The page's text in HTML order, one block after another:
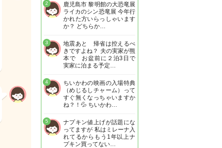
鹿児島市 黎明館の大恐竜展
ライカのシン恐竜展 今年行
かれた方いらっしゃいます
か？ どちらか…
2
地震あと 帰省は控えるべ
きですよね？ 夫の実家が熊
本で お盆前に２泊3日で
実家に泊まる予定…
3
ちいかわの映画の入場特典
（めじるしチャーム）って
すぐ無くなっちゃいますか
ね？！💦 ちいかわ…
4
ナプキン値上げが話題にな
ってますが 私はミレーナ入
れてるからもう1年以上ナ
プキン買ってない…
5